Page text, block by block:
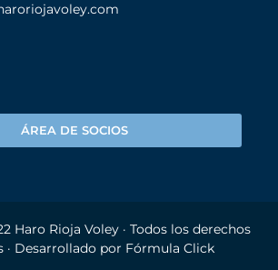
ÁREA DE SOCIOS
Haro Rioja Voley· Todos los derechos
· Desarrollado por Fórmula Click